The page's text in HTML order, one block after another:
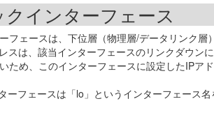
インターフェース
フェースは、下位層（物理層/データリンク
スは、該当インターフェースのリンクダウ
ため、このインターフェースに設定したIP
ーフェースは「lo」というインターフェース